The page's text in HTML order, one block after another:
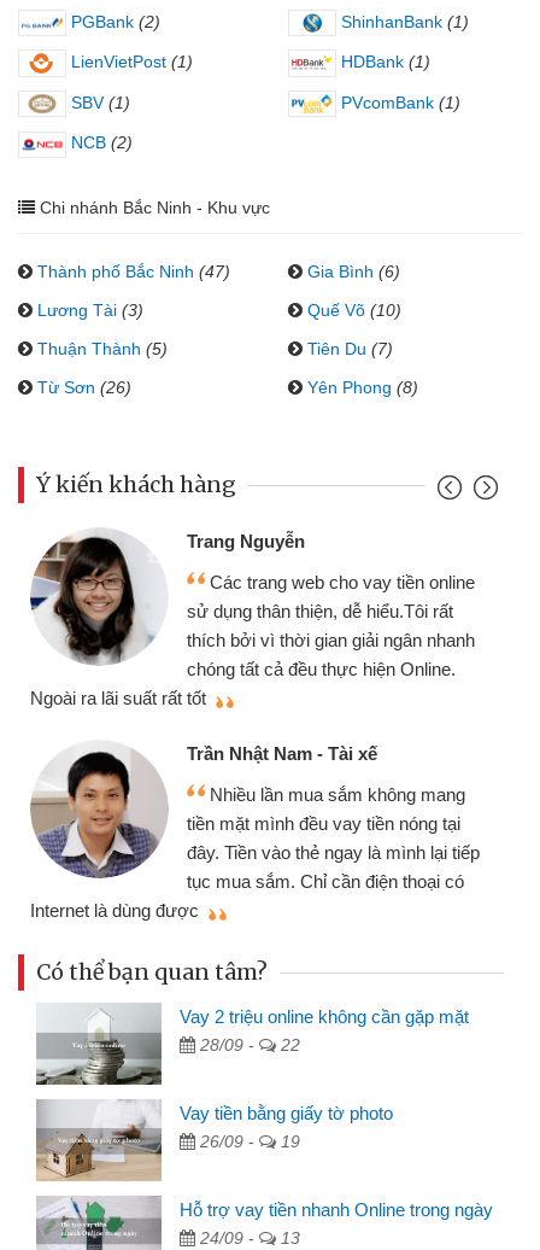
PGBank (2) ShinhanBank (1)
LienVietPost (1) HDBank (1)
SBV (1) PVcomBank (1)
NCB (2)
Chi nhánh Bắc Ninh - Khu vực
Thành phố Bắc Ninh (47) Gia Bình (6)
Lương Tài (3) Quế Võ (10)
Thuận Thành (5) Tiên Du (7)
Từ Sơn (26) Yên Phong (8)
Ý kiến khách hàng
Trang Nguyễn
Các trang web cho vay tiền online
sử dụng thân thiện, dễ hiểu.Tôi rất
thích bởi vì thời gian giải ngân nhanh
chóng tất cả đều thực hiện Online.
Ngoài ra lãi suất rất tốt
Trần Nhật Nam - Tài xế
Nhiều lần mua sắm không mang
tiền mặt mình đều vay tiền nóng tại
đây. Tiền vào thẻ ngay là mình lại tiếp
tục mua sắm. Chỉ cần điện thoại có
Internet là dùng được
Có thể bạn quan tâm?
Vay 2 triệu online không cần gặp mặt
28/09 - 22
Vay tiền bằng giấy tờ photo
26/09 - 19
Hỗ trợ vay tiền nhanh Online trong ngày
24/09 - 13